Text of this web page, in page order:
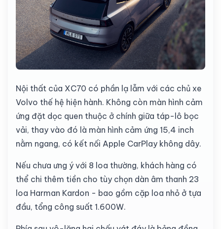
Nội thất của XC70 có phần lạ lẫm với các chủ xe
Volvo thế hệ hiện hành. Không còn màn hình cảm
ứng đặt dọc quen thuộc ở chính giữa táp-lô bọc
vải, thay vào đó là màn hình cảm ứng 15,4 inch
nằm ngang, có kết nối Apple CarPlay không dây.
Nếu chưa ưng ý với 8 loa thường, khách hàng có
thể chi thêm tiền cho tùy chọn dàn âm thanh 23
loa Harman Kardon - bao gồm cặp loa nhỏ ở tựa
đầu, tổng công suất 1.600W.